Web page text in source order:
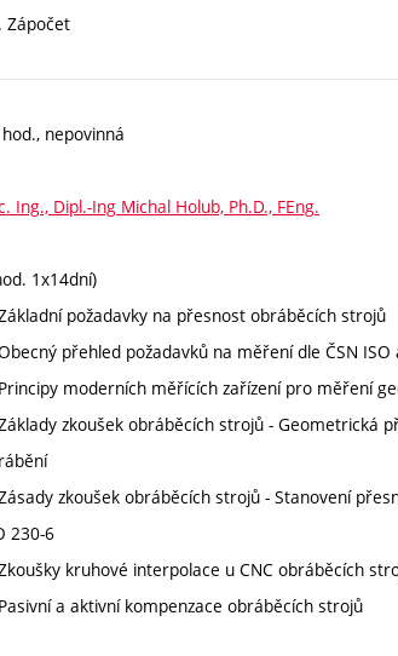
Zápočet
nepovinná
Ing., Dipl.-Ing Michal Holub, Ph.D., FEng.
1x14dní)
požadavky na přesnost obráběcích strojů
přehled požadavků na měření dle ČSN ISO
moderních měřících zařízení pro měření
zkoušek obráběcích strojů - Geometrická
zkoušek obráběcích strojů - Stanovení
230-6
kruhové interpolace u CNC obráběcích
a aktivní kompenzace obráběcích strojů